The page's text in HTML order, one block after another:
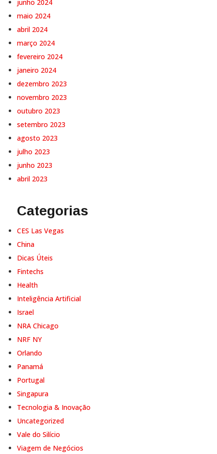
junho 2024
maio 2024
abril 2024
março 2024
fevereiro 2024
janeiro 2024
dezembro 2023
novembro 2023
outubro 2023
setembro 2023
agosto 2023
julho 2023
junho 2023
abril 2023
Categorias
CES Las Vegas
China
Dicas Úteis
Fintechs
Health
Inteligência Artificial
Israel
NRA Chicago
NRF NY
Orlando
Panamá
Portugal
Singapura
Tecnologia & Inovação
Uncategorized
Vale do Silício
Viagem de Negócios